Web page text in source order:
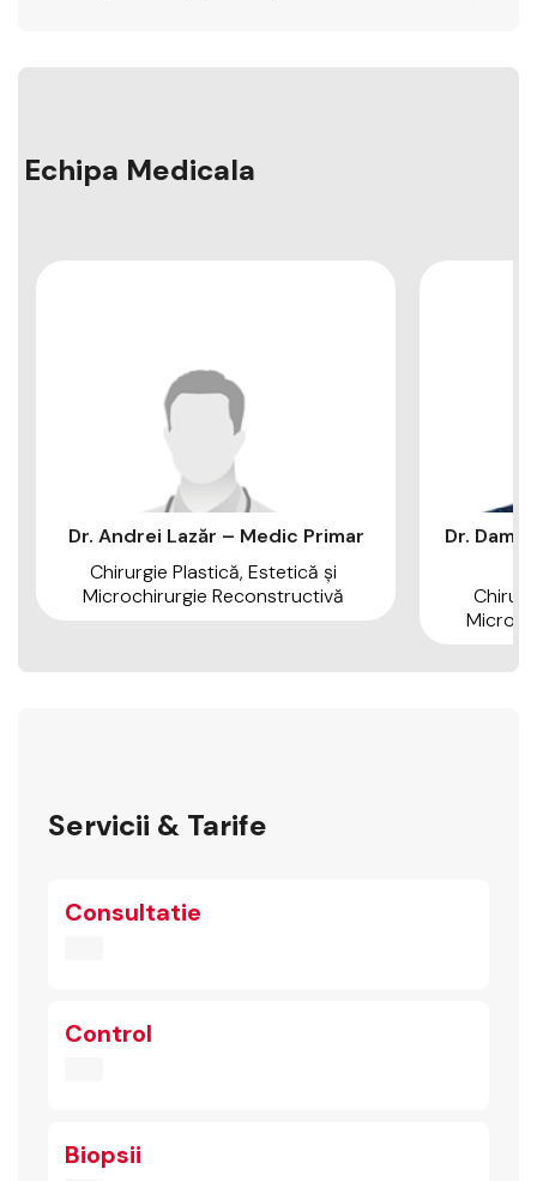
Echipa Medicala
Dr. Andrei Lazăr – Medic Primar
Chirurgie Plastică, Estetică şi
Microchirurgie Reconstructivă
Dr.
Servicii & Tarife
Consultatie
Control
Biopsii